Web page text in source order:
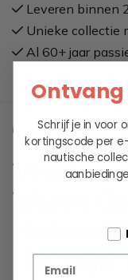
Leveren binnen
Unieke collectie
Al 60+ jaar
Omschrijving
Warm
Heerlijk
Schrijf je in voor
kortingscode per
nautische